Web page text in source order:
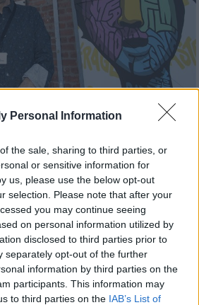
Personal Information
the sale, sharing to third parties, or
or sensitive information for
us, please use the below opt-out
selection. Please note that after your
you may continue seeing
on personal information utilized by
disclosed to third parties prior to
separately opt-out of the further
information by third parties on the
participants. This information may
to third parties on the IAB’s List of
Μαυρουδής και η
τον Ντόναλντ Τραμπ
εικονογράφος των
του Φεστιβάλ
Θεσσαλονίκης έδωσε
οποίο μίλησε για την
του